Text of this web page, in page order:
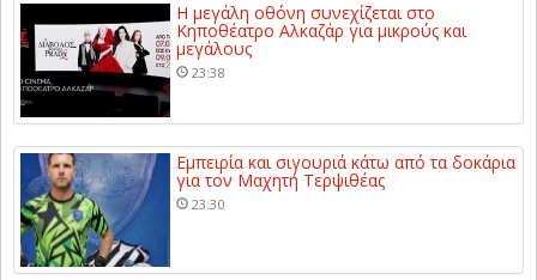
Η μεγάλη οθόνη συνεχίζεται στο
Κηποθέατρο Αλκαζάρ για μικρούς και
μεγάλους
23:38
Εμπειρία και σιγουριά κάτω από τα δοκάρια
για τον Μαχητή Τερψιθέας
23:30